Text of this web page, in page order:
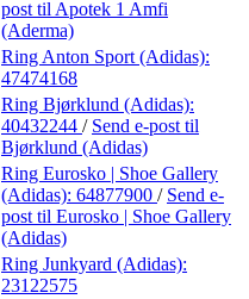
post til Apotek 1 Amfi
(Aderma)
Ring Anton Sport (Adidas):
47474168
Ring Bjørklund (Adidas):
40432244 / Send e-post til
Bjørklund (Adidas)
Ring Eurosko | Shoe Gallery
(Adidas): 64877900 / Send e-
post til Eurosko | Shoe Gallery
(Adidas)
Ring Junkyard (Adidas):
23122575